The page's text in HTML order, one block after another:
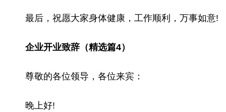
最后，祝愿大家身体健康，工作顺利，万事如意!
企业开业致辞（精选篇4）
尊敬的各位领导，各位来宾：
晚上好!